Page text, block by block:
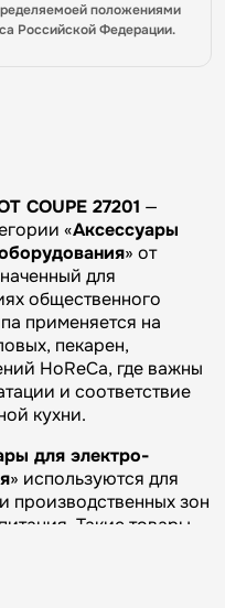
положениями
Российской Федерации.
COUPE 27201 —
«Аксессуары
» от
для
общественного
применяется на
пекарен,
HoReCa, где важны
и соответствие
кухни.
для электро-
» используются для
производственных зон
Такие товары
кухнях
пекарнях,